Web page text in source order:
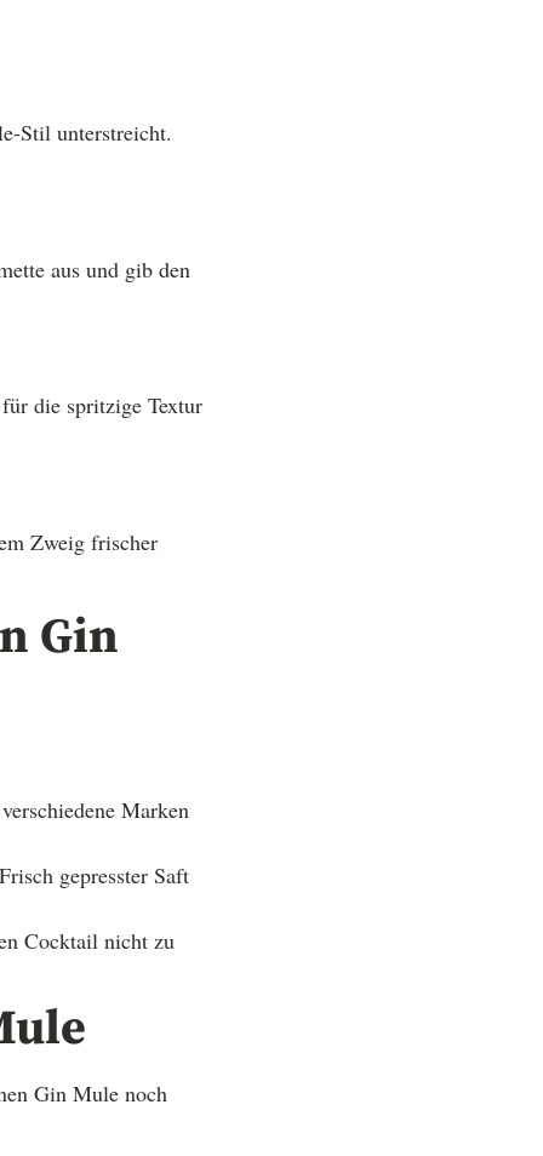
Stil unterstreicht.
aus und gib den
die spritzige Textur
Zweig frischer
Gin
Marken
gepresster Saft
Cocktail nicht zu
Gin Mule noch